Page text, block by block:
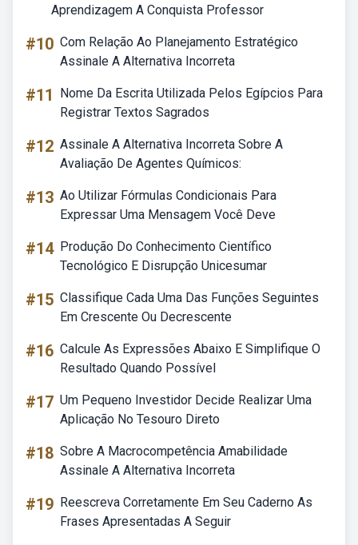
Aprendizagem A Conquista Professor
#10 Com Relação Ao Planejamento Estratégico
Assinale A Alternativa Incorreta
#11
Nome Da Escrita Utilizada Pelos Egípcios Para
Registrar Textos Sagrados
#12 Assinale A Alternativa Incorreta Sobre A
Avaliação De Agentes Químicos:
#13 Ao Utilizar Fórmulas Condicionais Para
Expressar Uma Mensagem Você Deve
#14 Produção Do Conhecimento Científico
Tecnológico E Disrupção Unicesumar
#15 Classifique Cada Uma Das Funções Seguintes
Em Crescente Ou Decrescente
#16 Calcule As Expressões Abaixo E Simplifique O
Resultado Quando Possível
#17 Um Pequeno Investidor Decide Realizar Uma
Aplicação No Tesouro Direto
#18 Sobre A Macrocompetência Amabilidade
Assinale A Alternativa Incorreta
#19 Reescreva Corretamente Em Seu Caderno As
Frases Apresentadas A Seguir